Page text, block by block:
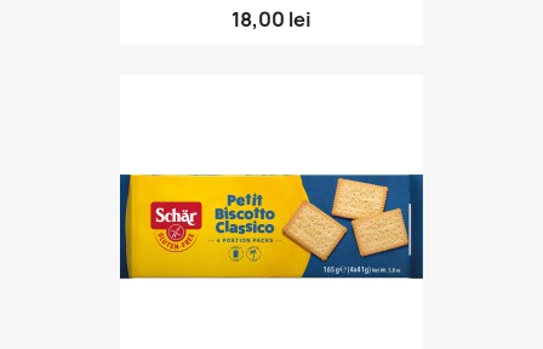
18,00 lei